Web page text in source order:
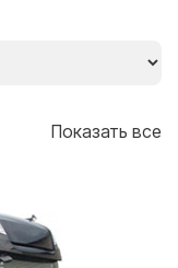
Показать все